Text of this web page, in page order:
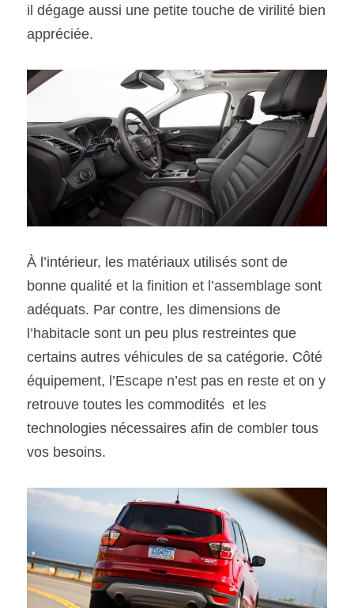
il dégage aussi une petite touche de virilité bien
appréciée.
À l’intérieur, les matériaux utilisés sont de
bonne qualité et la finition et l’assemblage sont
adéquats. Par contre, les dimensions de
l’habitacle sont un peu plus restreintes que
certains autres véhicules de sa catégorie. Côté
équipement, l’Escape n’est pas en reste et on y
retrouve toutes les commodités  et les
technologies nécessaires afin de combler tous
vos besoins.